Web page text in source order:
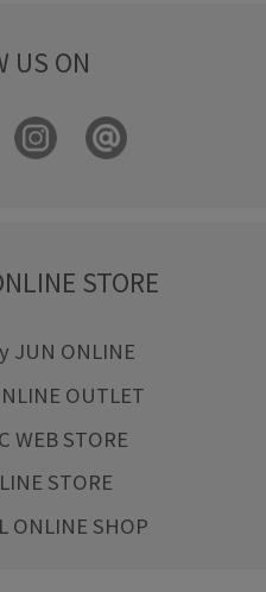
US ON
STORE
JUN ONLINE
OUTLET
WEB STORE
STORE
ONLINE SHOP